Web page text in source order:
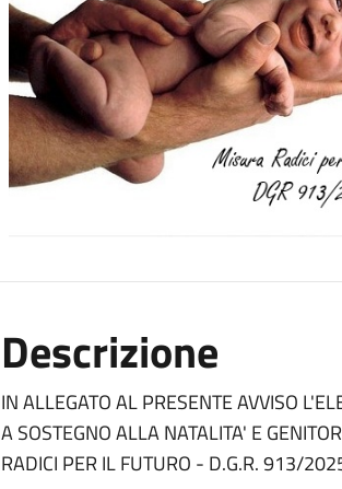
Descrizione
IN ALLEGATO AL PRESENTE AVVISO
A SOSTEGNO ALLA NATALITA' E
RADICI PER IL FUTURO - D.G.R. 913/